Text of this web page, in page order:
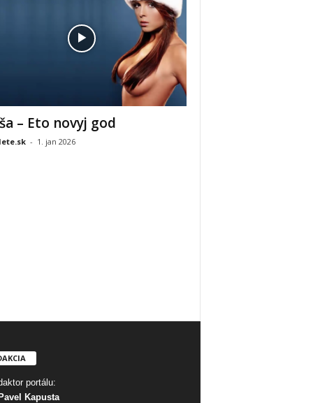
– Eto novyj god
- 1. jan 2026
portálu:
Kapusta